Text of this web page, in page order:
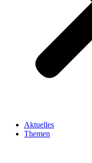
Aktuelles
Themen